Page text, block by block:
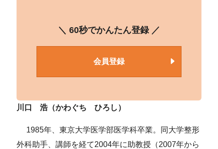
＼ 60秒でかんたん登録 ／
会員登録
川口 浩（かわぐち ひろし）
1985年、東京大学医学部医学科卒業。同大学整形
外科助手、講師を経て2004年に助教授（2007年から